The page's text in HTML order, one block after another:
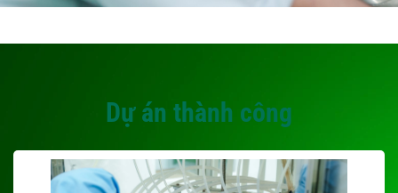
Dự án thành công